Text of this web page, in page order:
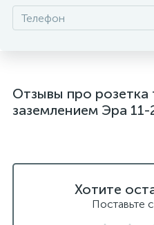
Отзывы про розетка
заземлением Эра
Хотите
Поставьте